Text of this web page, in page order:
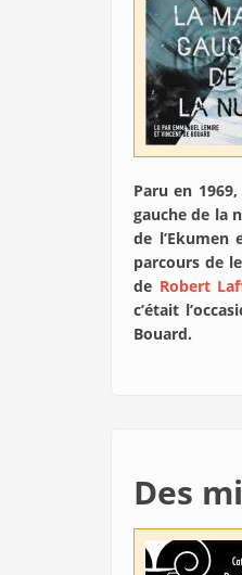
Paru en
gauche de la
de l’Ekumen
parcours de
de Robert
c’était
Bouard.
Des